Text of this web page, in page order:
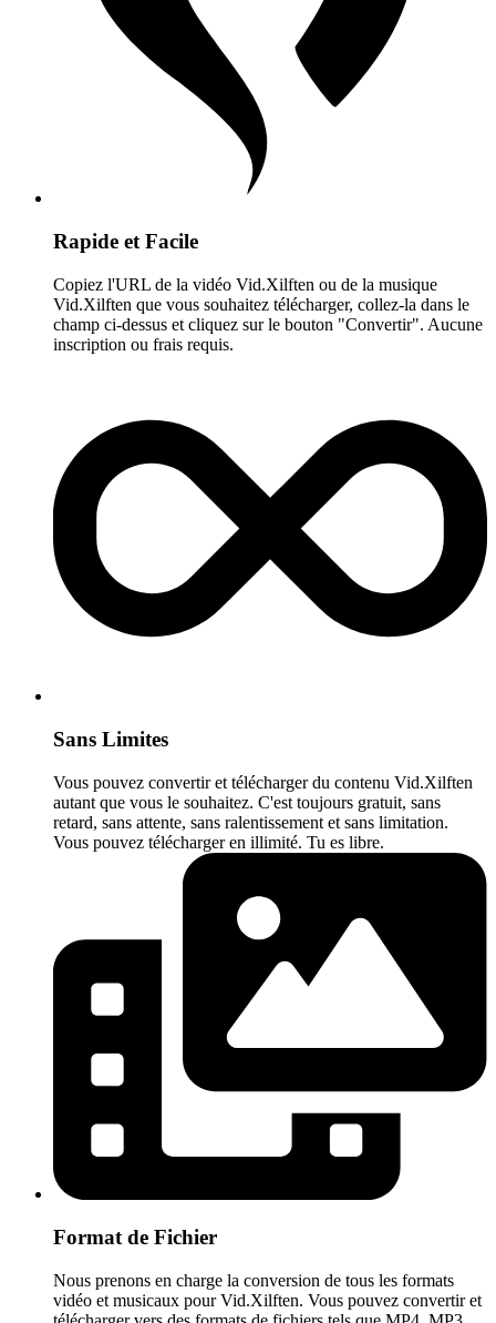
Rapide et Facile
Copiez l'URL de la vidéo Vid.Xilften ou de la musique
Vid.Xilften que vous souhaitez télécharger, collez-la dans le
champ ci-dessus et cliquez sur le bouton "Convertir". Aucune
inscription ou frais requis.
Sans Limites
Vous pouvez convertir et télécharger du contenu Vid.Xilften
autant que vous le souhaitez. C'est toujours gratuit, sans
retard, sans attente, sans ralentissement et sans limitation.
Vous pouvez télécharger en illimité. Tu es libre.
Format de Fichier
Nous prenons en charge la conversion de tous les formats
vidéo et musicaux pour Vid.Xilften. Vous pouvez convertir et